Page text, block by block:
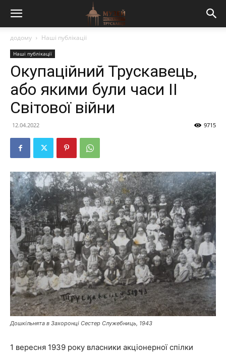
додому Наші публікації
Наші публікації
Окупаційний Трускавець,
або якими були часи ІІ
Світової війни
12.04.2022 9715
Дошкільнята в Захоронці Сестер Служебниць, 1943
1 вересня 1939 року власники акціонерної спілки